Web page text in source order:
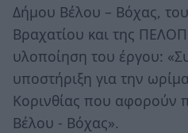
Δήμου Βέλου – Βόχας,
Βραχατίου και της
υλοποίηση του έργου:
υποστήριξη για την
Κορινθίας που αφορούν
Βέλου - Βόχας».